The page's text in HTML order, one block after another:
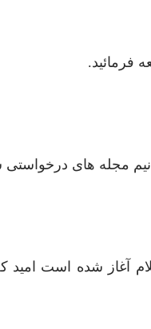
مجله های
آغاز شده است امید